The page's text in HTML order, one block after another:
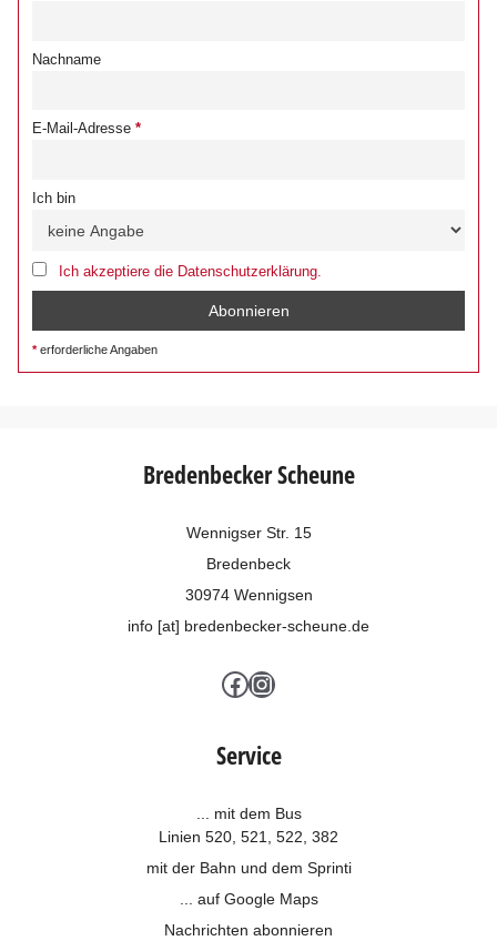
Nachname
E-Mail-Adresse
Ich bin
Ich akzeptiere die Datenschutzerklärung.
erforderliche Angaben
Bredenbecker Scheune
Wennigser Str. 15
Bredenbeck
30974 Wennigsen
info [at] bredenbecker-scheune.de
Facebook
Instagram
Service
... mit dem Bus
Linien 520, 521, 522, 382
mit der Bahn und dem Sprinti
... auf Google Maps
Nachrichten abonnieren